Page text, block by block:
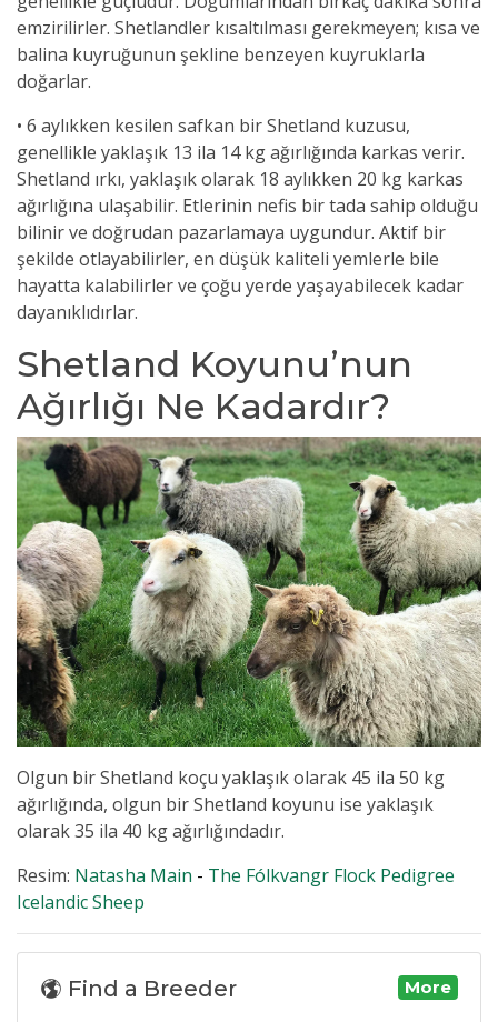
emzirilirler. Shetlandler kısaltılması gerekmeyen; kısa ve
balina kuyruğunun şekline benzeyen kuyruklarla
doğarlar.
• 6 aylıkken kesilen safkan bir Shetland kuzusu,
genellikle yaklaşık 13 ila 14 kg ağırlığında karkas verir.
Shetland ırkı, yaklaşık olarak 18 aylıkken 20 kg karkas
ağırlığına ulaşabilir. Etlerinin nefis bir tada sahip olduğu
bilinir ve doğrudan pazarlamaya uygundur. Aktif bir
şekilde otlayabilirler, en düşük kaliteli yemlerle bile
hayatta kalabilirler ve çoğu yerde yaşayabilecek kadar
dayanıklıdırlar.
Shetland Koyunu’nun
Ağırlığı Ne Kadardır?
Olgun bir Shetland koçu yaklaşık olarak 45 ila 50 kg
ağırlığında, olgun bir Shetland koyunu ise yaklaşık
olarak 35 ila 40 kg ağırlığındadır.
Resim: Natasha Main - The Fólkvangr Flock Pedigree
Icelandic Sheep
Find a Breeder More